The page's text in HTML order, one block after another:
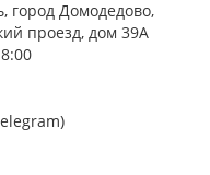
город Домодедово,
проезд, дом 39А